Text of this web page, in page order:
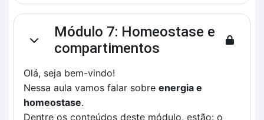
Contrair
Módulo 7: Homeostase e
compartimentos
Olá, seja bem-vindo!
Nessa aula vamos falar sobre energia e
homeostase.
Dentre os conteúdos deste módulo, estão: o